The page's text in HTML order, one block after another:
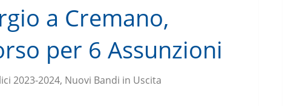
a Cremano,
per 6 Assunzioni
2023-2024, Nuovi Bandi in Uscita